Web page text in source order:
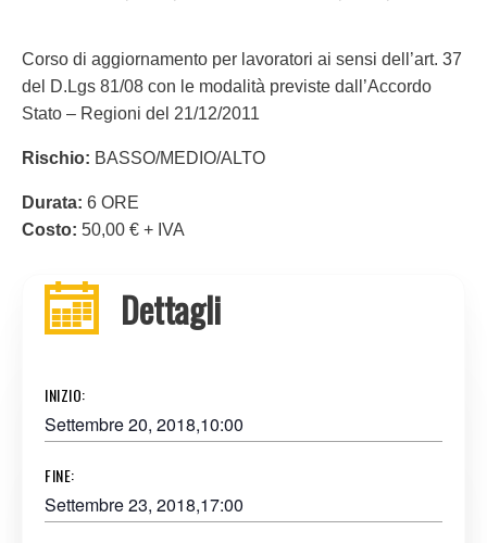
Corso di aggiornamento per lavoratori ai sensi dell’art. 37
del D.Lgs 81/08 con le modalità previste dall’Accordo
Stato – Regioni del 21/12/2011
Rischio: BASSO/MEDIO/ALTO
Durata: 6 ORE
Costo: 50,00 € + IVA
Dettagli
INIZIO:
Settembre 20, 2018,10:00
FINE:
Settembre 23, 2018,17:00